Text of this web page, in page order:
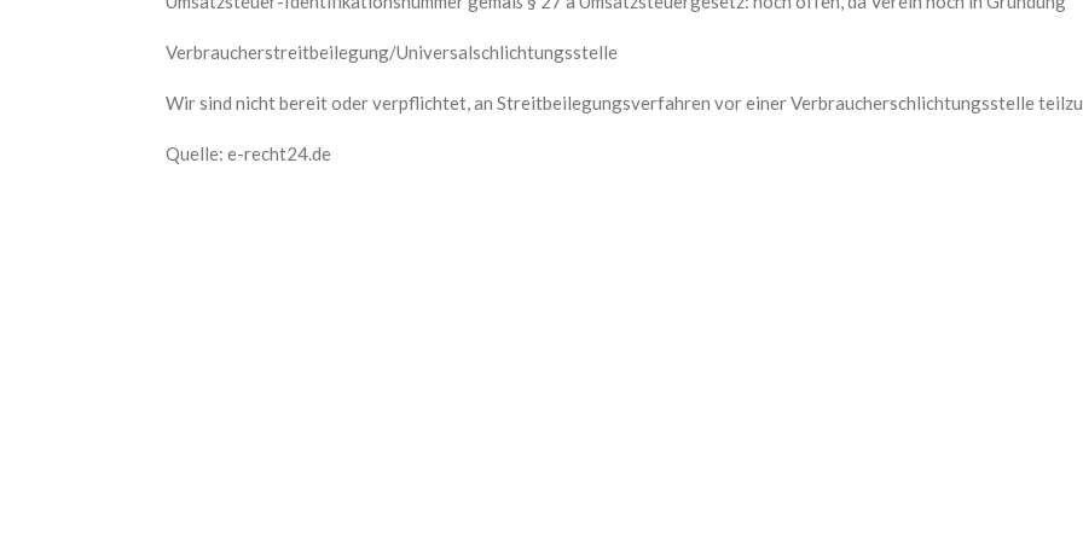
Verbraucherstreitbeilegung/Universalschlichtungsstelle
Wir sind nicht bereit oder verpflichtet, an Streitbeilegungsverfahren vor einer Verbraucherschlichtungsstelle
Quelle: e-recht24.de